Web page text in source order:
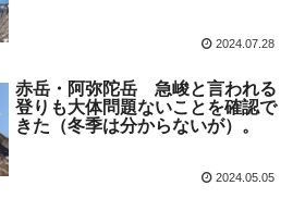
2024.07.28
赤岳・阿弥陀岳 急峻と言われる
登りも大体問題ないことを確認で
きた（冬季は分からないが）。
2024.05.05